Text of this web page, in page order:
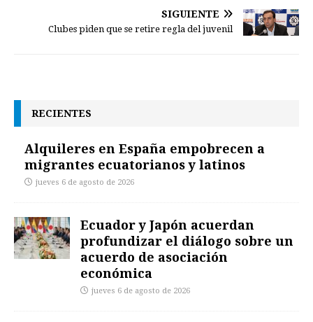
SIGUIENTE
Clubes piden que se retire regla del juvenil
RECIENTES
Alquileres en España empobrecen a
migrantes ecuatorianos y latinos
jueves 6 de agosto de 2026
Ecuador y Japón acuerdan
profundizar el diálogo sobre un
acuerdo de asociación
económica
jueves 6 de agosto de 2026